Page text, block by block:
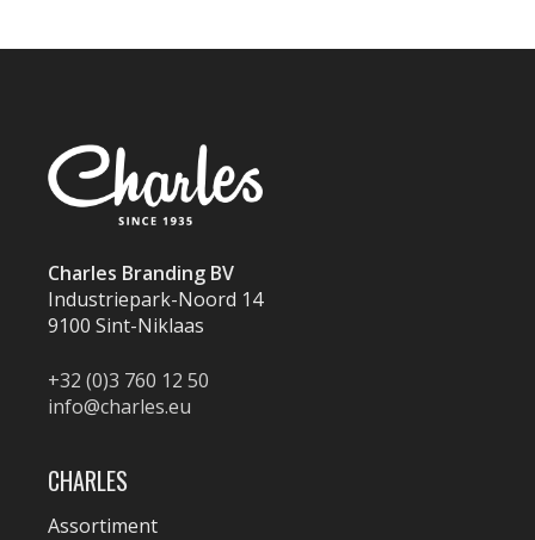
Charles Branding BV
Industriepark-Noord 14
9100 Sint-Niklaas
+32 (0)3 760 12 50
info@charles.eu
CHARLES
Assortiment